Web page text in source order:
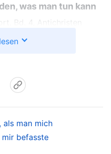
was man tun kann
die Wahrheit, setzen
bist, dann bist du
angehen zu
als man mich
befasste